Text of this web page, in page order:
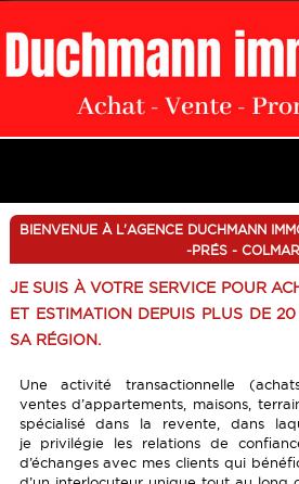
ACCUEIL
VENTES
TOUTES LES VENTES
MAISONS
APPARTEMENTS
IMMEUBLES
LOCAUX COMMERCIAUX
LOCATIONS
MAISONS
APPARTEMENTS
IMMEUBLES
SERVICES
ESTIMATION
VENDRE UN BIEN
NOS BIENS VENDUS
BIENVENUE À L'AGENCE DUCHMANN
-PRÉS - COLMAR
JE SUIS À VOTRE SERVICE POUR
ET ESTIMATION DEPUIS PLUS DE
SA RÉGION.
Une activité transactionnelle
ventes d’appartements, maisons,
spécialisé dans la revente, dans
je privilégie les relations de
d’échanges avec mes clients qui